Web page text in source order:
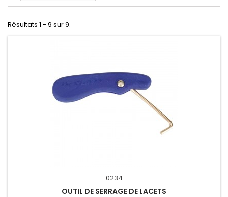
Résultats 1 - 9 sur 9.
0234
OUTIL DE SERRAGE DE LACETS